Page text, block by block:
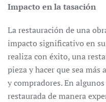
Impacto en la tasación
La restauración de una
impacto significativo en
realiza con éxito, una
pieza y hacer que sea
y compradores. En
restaurada de manera